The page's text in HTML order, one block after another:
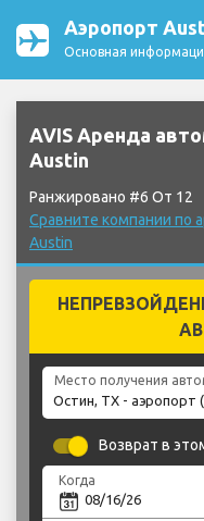
Аэропорт
Основная
AVIS Аренда
Austin
Ранжировано #6 От 12
Сравните компании по
Austin
Место получения
Возврат в
Когда